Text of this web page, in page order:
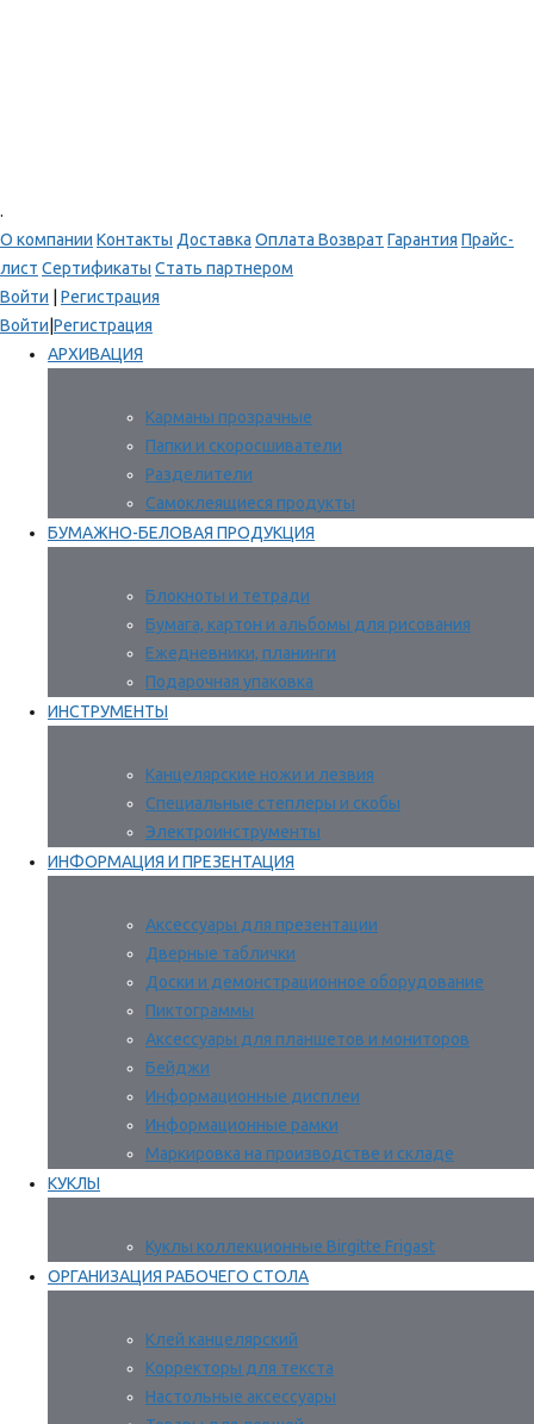
.
О компании Контакты Доставка Оплата Возврат Гарантия Прайс-
лист Сертификаты Стать партнером
Войти
Регистрация
Войти Регистрация
АРХИВАЦИЯ
Карманы прозрачные
Папки и скоросшиватели
Разделители
Самоклеящиеся продукты
БУМАЖНО-БЕЛОВАЯ ПРОДУКЦИЯ
Блокноты и тетради
Бумага, картон и альбомы для рисования
Ежедневники, планинги
Подарочная упаковка
ИНСТРУМЕНТЫ
Канцелярские ножи и лезвия
Специальные степлеры и скобы
Электроинструменты
ИНФОРМАЦИЯ И ПРЕЗЕНТАЦИЯ
Аксессуары для презентации
Дверные таблички
Доски и демонстрационное оборудование
Пиктограммы
Аксессуары для планшетов и мониторов
Бейджи
Информационные дисплеи
Информационные рамки
Маркировка на производстве и складе
КУКЛЫ
Куклы коллекционные Birgitte Frigast
ОРГАНИЗАЦИЯ РАБОЧЕГО СТОЛА
Клей канцелярский
Корректоры для текста
Настольные аксессуары